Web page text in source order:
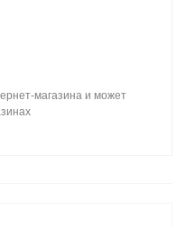
магазина и может